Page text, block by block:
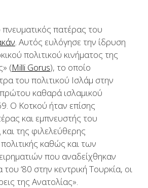
πατέρας του
. Αυτός ευλόγησε την ίδρυση
πολιτικού κινήματος της
(Milli Gorus), το οποίο
του πολιτικού Ισλάμ στην
καθαρά ισλαμικού
Ο Κοτκού ήταν επίσης
και εμπνευστής του
και της φιλελεύθερης
καθώς και των
που αναδείχθηκαν
‘80 στην κεντρική Τουρκία, οι
της Ανατολίας».